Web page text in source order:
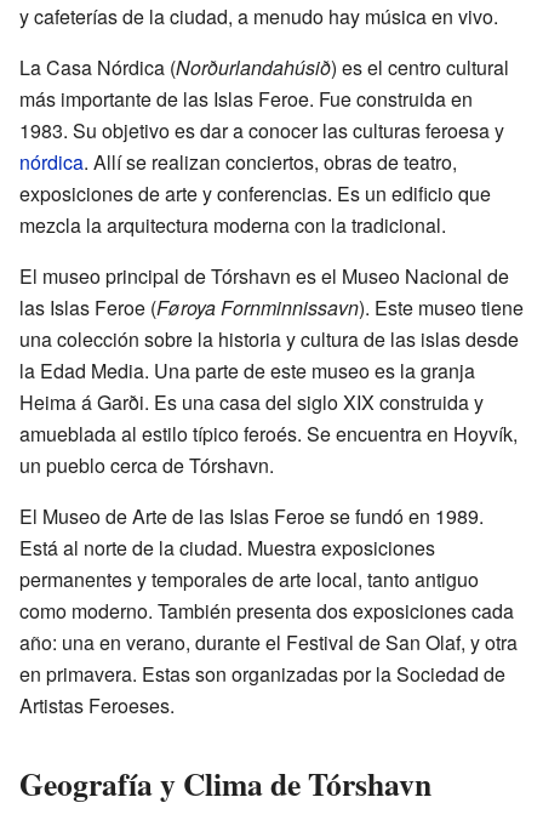
y cafeterías de la ciudad, a menudo hay música en vivo.
La Casa Nórdica (Norðurlandahúsið) es el centro cultural
más importante de las Islas Feroe. Fue construida en
1983. Su objetivo es dar a conocer las culturas feroesa y
nórdica. Allí se realizan conciertos, obras de teatro,
exposiciones de arte y conferencias. Es un edificio que
mezcla la arquitectura moderna con la tradicional.
El museo principal de Tórshavn es el Museo Nacional de
las Islas Feroe (Føroya Fornminnissavn). Este museo tiene
una colección sobre la historia y cultura de las islas desde
la Edad Media. Una parte de este museo es la granja
Heima á Garði. Es una casa del siglo XIX construida y
amueblada al estilo típico feroés. Se encuentra en Hoyvík,
un pueblo cerca de Tórshavn.
El Museo de Arte de las Islas Feroe se fundó en 1989.
Está al norte de la ciudad. Muestra exposiciones
permanentes y temporales de arte local, tanto antiguo
como moderno. También presenta dos exposiciones cada
año: una en verano, durante el Festival de San Olaf, y otra
en primavera. Estas son organizadas por la Sociedad de
Artistas Feroeses.
Geografía y Clima de Tórshavn